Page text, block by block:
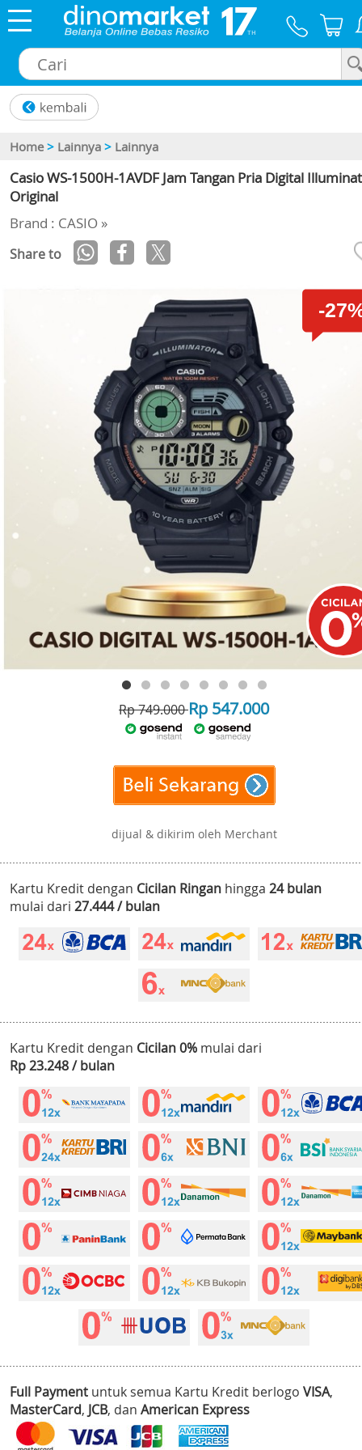
Home > Lainnya > Lainnya
Casio WS-1500H-1AVDF Jam Tangan Pria Digital
Original
Brand : CASIO »
Share to
-
Rp 749.000Rp 547.000
dijual & dikirim oleh Merchant
Kartu Kredit dengan Cicilan Ringan hingga 24 bulan
mulai dari 27.444 / bulan
Kartu Kredit dengan Cicilan 0% mulai dari
Rp 23.248 / bulan
Full Payment untuk semua Kartu Kredit berlogo VISA,
MasterCard, JCB, dan American Express